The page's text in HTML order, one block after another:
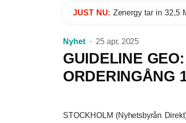
JUST NU: Zenergy tar in 32,5
Nyhet 25 apr, 2025
GUIDELINE
ORDERINGÅNG
STOCKHOLM (Nyhetsbyrån